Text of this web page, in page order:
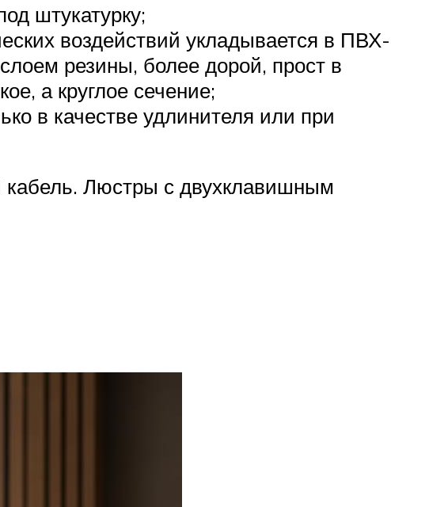
штукатурку;
воздействий укладывается в ПВХ-
резины, более дорой, прост в
а круглое сечение;
в качестве удлинителя или при
кабель. Люстры с двухклавишным